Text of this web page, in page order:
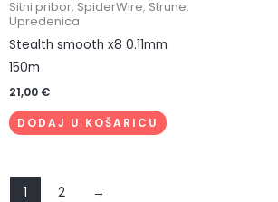
Sitni pribor, SpiderWire, Strune,
Upredenica
Stealth smooth x8 0.11mm
150m
21,00 €
DODAJ U KOŠARICU
1 2 →